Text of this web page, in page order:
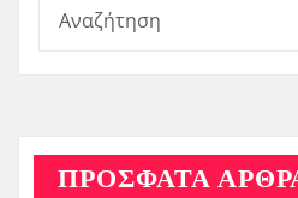
ΠΡΌΣΦΑΤΑ